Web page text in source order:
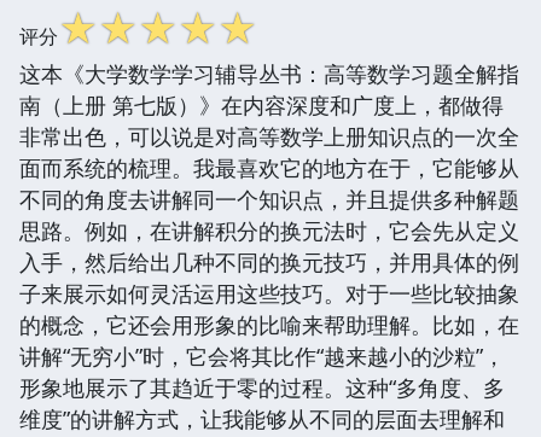
评分☆☆☆☆☆
这本《大学数学学习辅导丛书：高等数学习题全解指
南（上册 第七版）》在内容深度和广度上，都做得
非常出色，可以说是对高等数学上册知识点的一次全
面而系统的梳理。我最喜欢它的地方在于，它能够从
不同的角度去讲解同一个知识点，并且提供多种解题
思路。例如，在讲解积分的换元法时，它会先从定义
入手，然后给出几种不同的换元技巧，并用具体的例
子来展示如何灵活运用这些技巧。对于一些比较抽象
的概念，它还会用形象的比喻来帮助理解。比如，在
讲解“无穷小”时，它会将其比作“越来越小的沙粒”，
形象地展示了其趋近于零的过程。这种“多角度、多
维度”的讲解方式，让我能够从不同的层面去理解和